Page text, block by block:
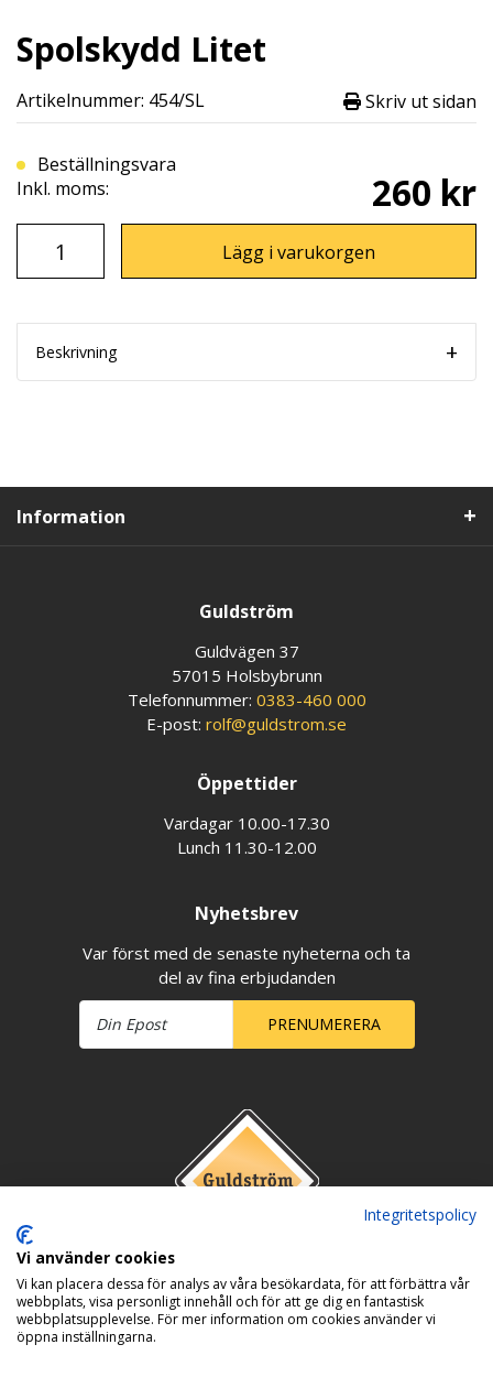
Spolskydd Litet
Artikelnummer: 454/SL Skriv ut sidan
Beställningsvara
Inkl. moms:
260 kr
Lägg i varukorgen
Beskrivning
Information
Guldström
Guldvägen 37
57015 Holsbybrunn
Telefonnummer: 0383-460 000
E-post: rolf@guldstrom.se
Öppettider
Vardagar 10.00-17.30
Lunch 11.30-12.00
Nyhetsbrev
Var först med de senaste nyheterna och ta
del av fina erbjudanden
PRENUMERERA
Integritetspolicy
Vi använder cookies
Vi kan placera dessa för analys av våra besökardata, för att förbättra vår
webbplats, visa personligt innehåll och för att ge dig en fantastisk
webbplatsupplevelse. För mer information om cookies använder vi
öppna inställningarna.